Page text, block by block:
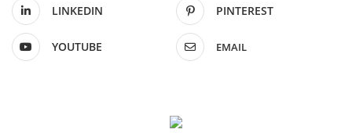
LINKEDIN PINTEREST
YOUTUBE EMAIL